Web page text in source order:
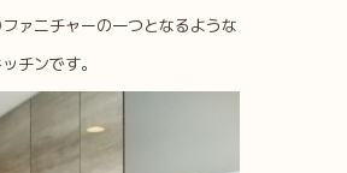
ァニチャーの一つとなるような
チンです。